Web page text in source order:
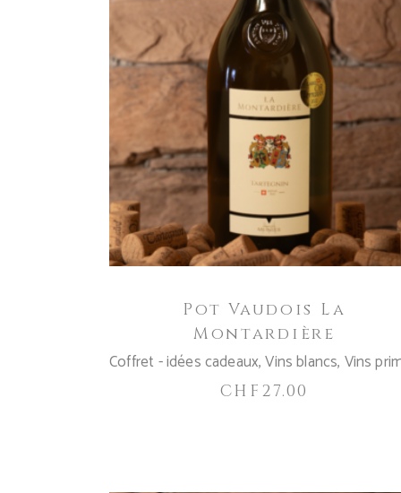
AJOUTER AU PANIER
Pot Vaudois La
Montardière
Coffret - idées cadeaux,Vins blancs, Vins
CHF 27.00